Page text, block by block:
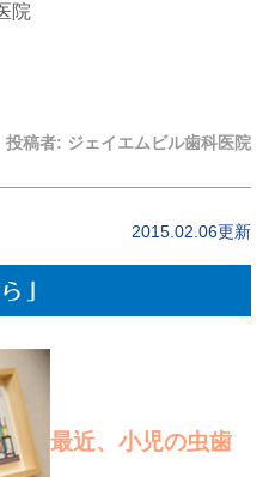
院
投稿者: ジェイエムビル歯科医院
2015.02.06更新
」
最近、小児の虫歯